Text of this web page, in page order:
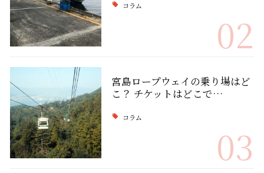
コラム
02
宮島ロープウェイの乗り場はど
こ？ チケットはどこで…
コラム
03